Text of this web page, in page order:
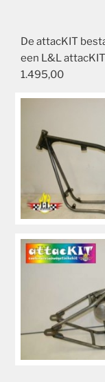
De attacKIT
een L&L
1.495,00